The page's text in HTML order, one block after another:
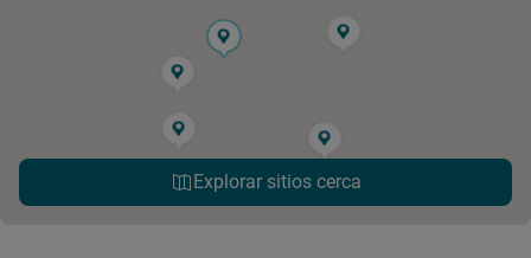
Explorar sitios cerca